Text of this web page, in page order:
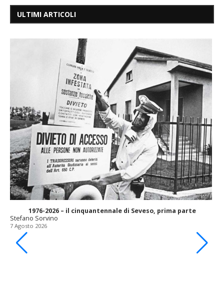
ULTIMI ARTICOLI
1976-2026 – il cinquantennale di Seveso, prima parte
Stefano Sorvino
7 Agosto 2026